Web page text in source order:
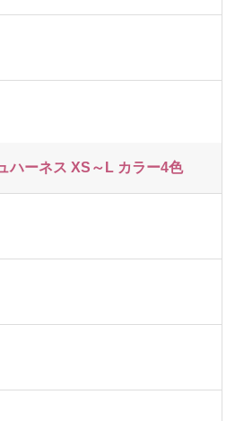
ハーネス XS～L カラー4色